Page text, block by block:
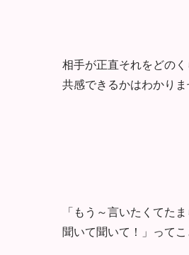
相手が正直それをどの
共感できるかはわかり
「もう～言いたくてた
聞いて聞いて！」って